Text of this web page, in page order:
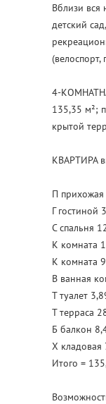
Вблизи вся
детский
4-
135,35 м²;
крытой
КВАРТИРА
П
Г гостиной
С спальня
К комната
К комната
В ванная
Т туалет
Т терраса
Б балкон
X кладовая
Итого =